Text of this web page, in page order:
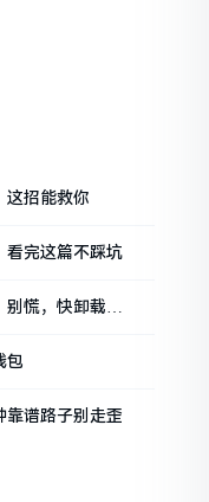
招能救你
完这篇不踩坑
慌，快卸载，
包
谱路子别走歪